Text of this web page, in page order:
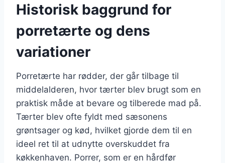
Historisk baggrund for
porretærte og dens
variationer
Porretærte har rødder, der går tilbage til
middelalderen, hvor tærter blev brugt som en
praktisk måde at bevare og tilberede mad på.
Tærter blev ofte fyldt med sæsonens
grøntsager og kød, hvilket gjorde dem til en
ideel ret til at udnytte overskuddet fra
køkkenhaven. Porrer, som er en hårdfør